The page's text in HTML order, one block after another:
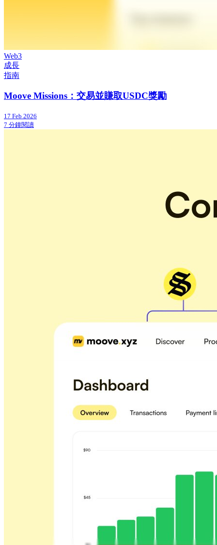
Web3
成長
指南
Moove Missions：交易並賺取USDC獎勵
17 Feb 2026
7 分鐘閱讀